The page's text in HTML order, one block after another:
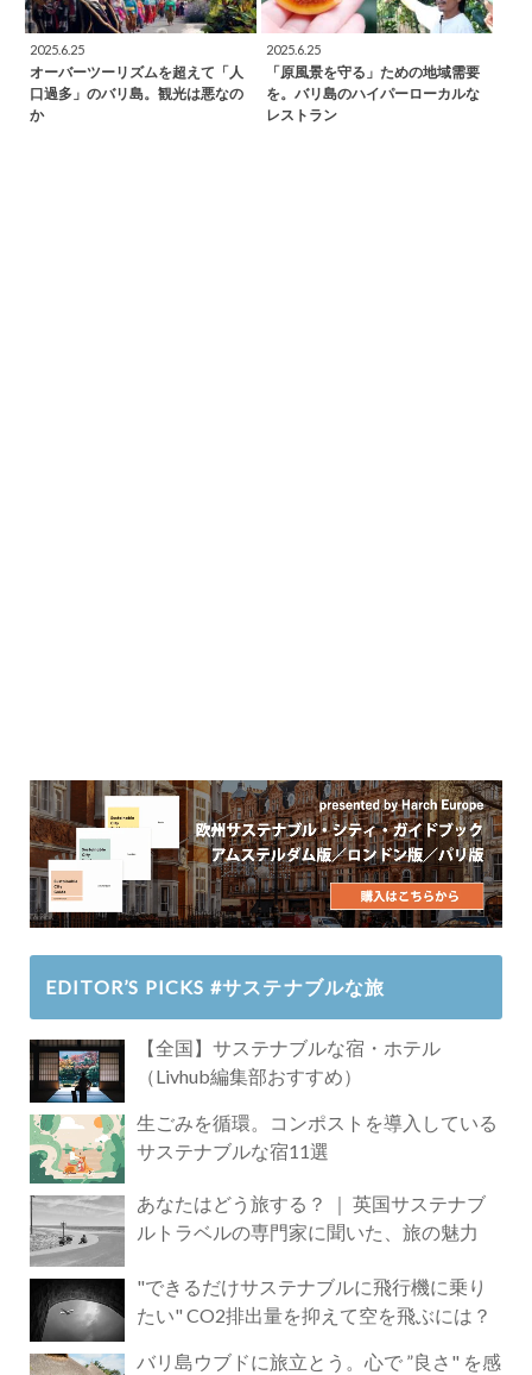
2025.6.25
オーバーツーリズムを超えて「人
口過多」のバリ島。観光は悪なの
か
2025.6.25
「原風景を守る」ための地域需要
を。バリ島のハイパーローカルな
レストラン
EDITOR’S PICKS #サステナブルな旅
【全国】サステナブルな宿・ホテル
（Livhub編集部おすすめ）
生ごみを循環。コンポストを導入している
サステナブルな宿11選
あなたはどう旅する？ ｜ 英国サステナブ
ルトラベルの専門家に聞いた、旅の魅力
"できるだけサステナブルに飛行機に乗り
たい" CO2排出量を抑えて空を飛ぶには？
バリ島ウブドに旅立とう。心で ”良さ" を感